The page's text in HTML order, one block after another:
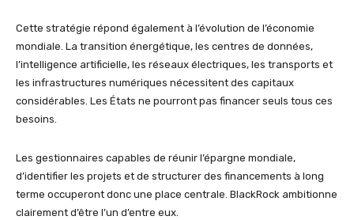
Cette stratégie répond également à l’évolution de l’économie
mondiale. La transition énergétique, les centres de données,
l’intelligence artificielle, les réseaux électriques, les transports et
les infrastructures numériques nécessitent des capitaux
considérables. Les États ne pourront pas financer seuls tous ces
besoins.
Les gestionnaires capables de réunir l’épargne mondiale,
d’identifier les projets et de structurer des financements à long
terme occuperont donc une place centrale. BlackRock ambitionne
clairement d’être l’un d’entre eux.